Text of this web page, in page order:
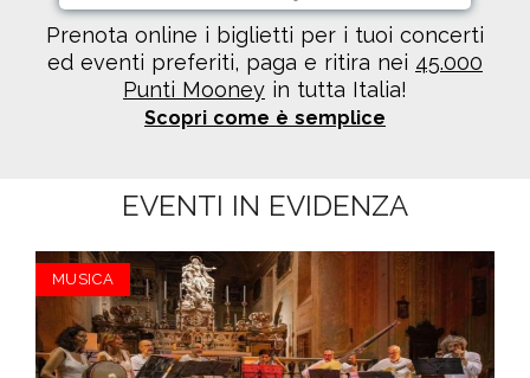
Prenota online i biglietti per i tuoi concerti
ed eventi preferiti, paga e ritira nei 45.000
Punti Mooney in tutta Italia!
Scopri come è semplice
EVENTI IN EVIDENZA
MUSICA